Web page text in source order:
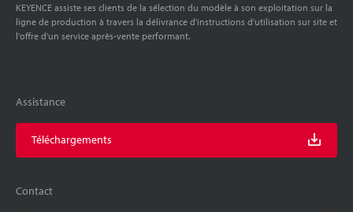
KEYENCE assiste ses clients de la sélection du modèle à son exploitation sur la
ligne de production à travers la délivrance d'instructions d'utilisation sur site et
l'offre d'un service après-vente performant.
Assistance
Téléchargements
Contact